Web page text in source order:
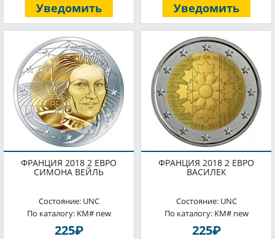
Уведомить Уведомить
ФРАНЦИЯ 2018 2 ЕВРО
СИМОНА ВЕЙЛЬ
Состояние: UNC
По каталогу: KM# new
225P
ФРАНЦИЯ 2018 2 ЕВРО
ВАСИЛЕК
Состояние: UNC
По каталогу: KM# new
225P